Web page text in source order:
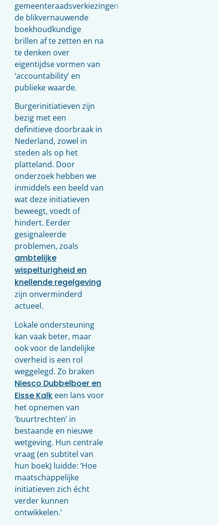
gemeenteraadsverkiezingen
de blikvernauwende
boekhoudkundige
brillen af te zetten en na
te denken over
eigentijdse vormen van
‘accountability’ en
publieke waarde.
Burgerinitiatieven zijn
bezig met een
definitieve doorbraak in
Nederland, zowel in
steden als op het
platteland. Door
onderzoek hebben we
inmiddels een beeld van
wat deze initiatieven
beweegt, voedt of
hindert. Eerder
gesignaleerde
problemen, zoals
ambtelijke
wispelturigheid en
knellende regelgeving
zijn onverminderd
actueel.
Lokale ondersteuning
kan vaak beter, maar
ook voor de landelijke
overheid is een rol
weggelegd. Zo braken
Niesco Dubbelboer en
Eisse Kalk een lans voor
het opnemen van
‘buurtrechten’ in
bestaande en nieuwe
wetgeving. Hun centrale
vraag (en subtitel van
hun boek) luidde: ‘Hoe
maatschappelijke
initiatieven zich écht
verder kunnen
ontwikkelen.’